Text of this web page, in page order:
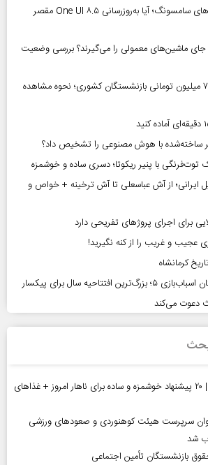
بحران باتری در گوشی‌های سامسونگ؛ آیا به‌روزرسانی One UI ۸.۵ مقصر
جای ماشین‌های معمولی را می‌گیرند؟ بررسی وضعیت
استعلام وام ضروری ۷۵ میلیون تومانی بازنشستگان کشوری؛ نحوه مشاهده
ساخته‌شده با هوش مصنوعی را تشخیص داد؟
با پنیر ریکوتا؛ دسری ساده و خوشمزه
ایرانی؛ از آش عباسعلی تا آش ترخینه + خواص و
برای اجرای پروژهای تفریحی دارد
عجیب و غریب را از کنه نگیرید!
کرمانشاه
سال برای پیکسار
دعوت می‌کند
ناهار چی درست کنم؟ | ۲۰ پیشنهاد خوشمزه و ساده برای ناهار امروز + غذاهای
سرپرست هیئت کوهنوردی و صعودهای ورزشی
شد
بازنشستگان تأمین اجتماعی